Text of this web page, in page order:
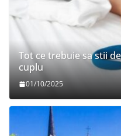
Tot ce trebuie sa stii
cuplu
01/10/2025